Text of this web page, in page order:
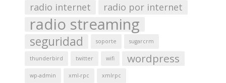
radio internet radio por internet
radio streaming
seguridad soporte sugarcrm
thunderbird twitter wifi wordpress
wp-admin xml-rpc xmlrpc